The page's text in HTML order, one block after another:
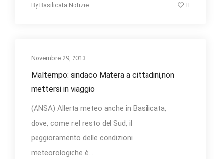
By Basilicata Notizie 11
Novembre 29, 2013
Maltempo: sindaco Matera a cittadini,non
mettersi in viaggio
(ANSA) Allerta meteo anche in Basilicata,
dove, come nel resto del Sud, il
peggioramento delle condizioni
meteorologiche è...